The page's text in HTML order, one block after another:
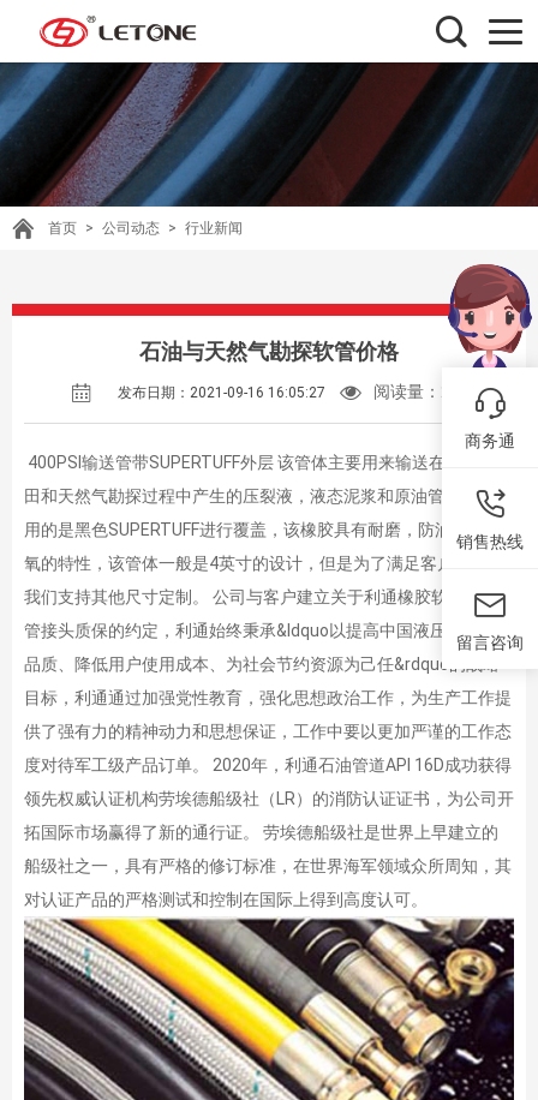
首页 > 公司动态 > 行业新闻
石油与天然气勘探软管价格
发布日期：2021-09-16 16:05:27 阅读量：
400PSI输送管带SUPERTUFF外层 该管体主要用来输送在重负荷油
田和天然气勘探过程中产生的压裂液，液态泥浆和原油管体外层采
用的是黑色SUPERTUFF进行覆盖，该橡胶具有耐磨，防油和防臭
氧的特性，该管体一般是4英寸的设计，但是为了满足客户需求，
我们支持其他尺寸定制。 公司与客户建立关于利通橡胶软管、软
管接头质保的约定，利通始终秉承&ldquo以提高中国液压管路系统
品质、降低用户使用成本、为社会节约资源为己任&rdquo的战略
目标，利通通过加强党性教育，强化思想政治工作，为生产工作提
供了强有力的精神动力和思想保证，工作中要以更加严谨的工作态
度对待军工级产品订单。 2020年，利通石油管道API 16D成功获得
领先权威认证机构劳埃德船级社（LR）的消防认证证书，为公司开
拓国际市场赢得了新的通行证。 劳埃德船级社是世界上早建立的
船级社之一，具有严格的修订标准，在世界海军领域众所周知，其
对认证产品的严格测试和控制在国际上得到高度认可。
商务通
销售热线
留言咨询